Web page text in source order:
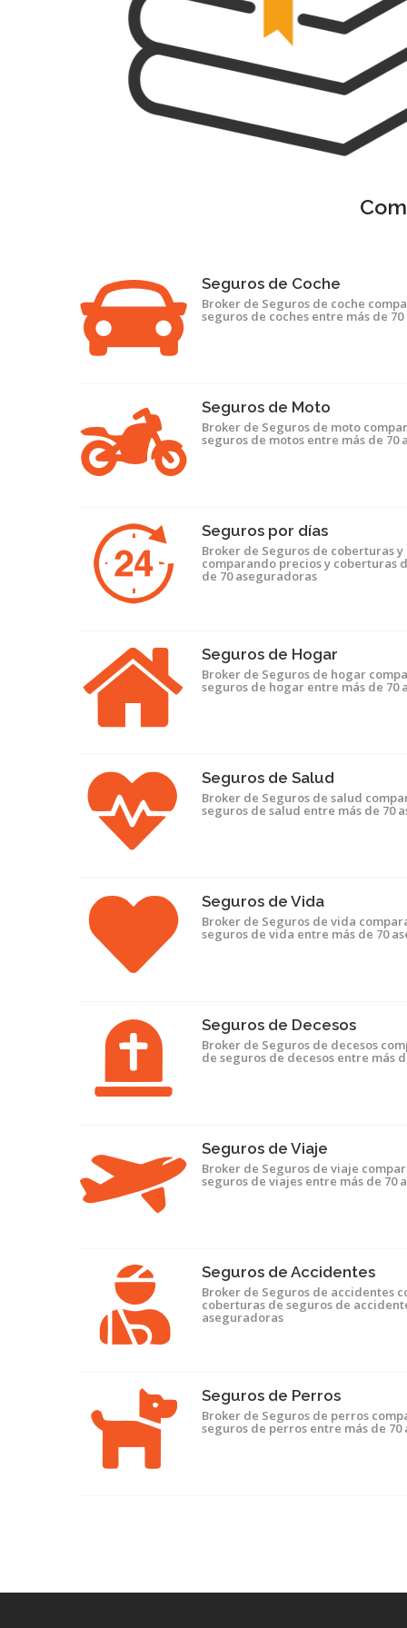
Seguros de Coche
Broker de Seguros de coche
seguros de coches entre más de
Seguros de Moto
Broker de Seguros de moto
seguros de motos entre más de 70
Seguros por días
Broker de Seguros de coberturas
comparando precios y coberturas
de 70 aseguradoras
Seguros de Hogar
Broker de Seguros de hogar
seguros de hogar entre más de 70
Seguros de Salud
Broker de Seguros de salud
seguros de salud entre más de 70
Seguros de Vida
Broker de Seguros de vida
seguros de vida entre más de 70
Seguros de Decesos
Broker de Seguros de decesos
de seguros de decesos entre más
Seguros de Viaje
Broker de Seguros de viaje
seguros de viajes entre más de 70
Seguros de Accidentes
Broker de Seguros de accidentes
coberturas de seguros de
aseguradoras
Seguros de Perros
Broker de Seguros de perros
seguros de perros entre más de